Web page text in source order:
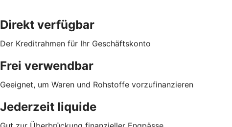
Direkt verfügbar
Der Kreditrahmen für Ihr Geschäftskonto
Frei verwendbar
Geeignet, um Waren und Rohstoffe vorzufinanzieren
Jederzeit liquide